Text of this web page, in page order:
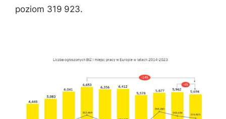
poziom 319 923.